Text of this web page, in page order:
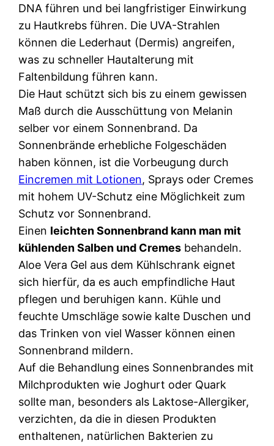
DNA führen und bei langfristiger Einwirkung
zu Hautkrebs führen. Die UVA-Strahlen
können die Lederhaut (Dermis) angreifen,
was zu schneller Hautalterung mit
Faltenbildung führen kann.
Die Haut schützt sich bis zu einem gewissen
Maß durch die Ausschüttung von Melanin
selber vor einem Sonnenbrand. Da
Sonnenbrände erhebliche Folgeschäden
haben können, ist die Vorbeugung durch
Eincremen mit Lotionen, Sprays oder Cremes
mit hohem UV-Schutz eine Möglichkeit zum
Schutz vor Sonnenbrand.
Einen leichten Sonnenbrand kann man mit
kühlenden Salben und Cremes behandeln.
Aloe Vera Gel aus dem Kühlschrank eignet
sich hierfür, da es auch empfindliche Haut
pflegen und beruhigen kann. Kühle und
feuchte Umschläge sowie kalte Duschen und
das Trinken von viel Wasser können einen
Sonnenbrand mildern.
Auf die Behandlung eines Sonnenbrandes mit
Milchprodukten wie Joghurt oder Quark
sollte man, besonders als Laktose-Allergiker,
verzichten, da die in diesen Produkten
enthaltenen, natürlichen Bakterien zu